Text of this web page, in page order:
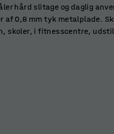
hård slitage og daglig
af 0,8 mm tyk metalplade.
skoler, i fitnesscentre,
ventilationen og afleder fugt.
tilbehør og sæt flere
Smårumsskabet